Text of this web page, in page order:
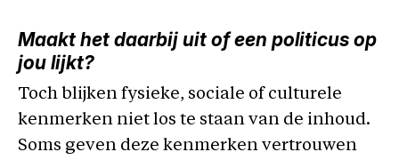
Maakt het daarbij uit of een politicus op
jou lijkt?
Toch blijken fysieke, sociale of culturele
kenmerken niet los te staan van de inhoud.
Soms geven deze kenmerken vertrouwen